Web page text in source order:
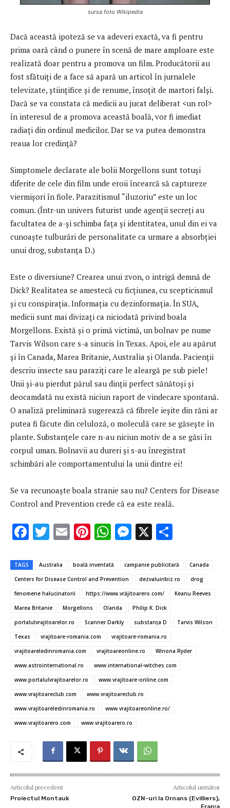
sursa foto Wikipedia
Dacă această ipoteză se va adeveri exactă, va fi pentru
prima oară când o punere în scenă de mare amploare este
realizată doar pentru a promova un film. Producătorii au
fost sfătuiţi de a face să apară un articol în jurnalele
televizate, ştiinţifice şi de renume, însoţit de martori falşi.
Dacă se va constata că medicii au jucat deliberat <un rol>
în interesul de a promova această boală, vor fi imediat
radiaţi din ordinul medicilor. Dar se va putea demonstra
reaua lor credinţă?
Simptomele declarate ale bolii Morgellons sunt totuşi
diferite de cele din film unde eroii încearcă să captureze
viermişori în fiole. Parazitismul “iluzoriu” este un loc
comun. (Într-un univers futurist unde agenţii secreţi au
facultatea de a-şi schimba faţa şi identitatea, unul din ei va
cunoaşte tulburări de personalitate ca urmare a absorbţiei
unui drog, substanţa D.)
Este o diversiune? Crearea unui zvon, o intrigă demnă de
Dick? Realitatea se amestecă cu ficţiunea, cu scepticismul
şi cu conspiraţia. Informaţia cu dezinformaţia. În SUA,
medicii sunt mai divizaţi ca niciodată privind boala
Morgellons. Există şi o primă victimă, un bolnav pe nume
Tarvis Wilson care s-a sinucis în Texas. Apoi, ele au apărut
şi în Canada, Marea Britanie, Australia şi Olanda. Pacienţii
descriu insecte sau paraziţi care le aleargă pe sub piele!
Unii şi-au pierdut părul sau dinţii perfect sănătoşi şi
deocamdată nu există niciun raport de vindecare spontană.
O analiză preliminară sugerează că fibrele ieşite din răni ar
putea fi făcute din celuloză, o moleculă care se găseşte în
plante. Substanţele care n-au niciun motiv de a se găsi în
corpul uman. Bolnavii au dureri şi s-au înregistrat
schimbări ale comportamentului la unii dintre ei!
Se va recunoaşte boala stranie sau nu? Centers for Disease
Control and Prevention crede că ea este reală.
F
e
b
o
o
k
T
it
te
r
E
ai
l
Pi
er
es
t
W
at
s
A
p
p
M
se
n
g
er
X
ta
je
az
TAGS Australia boală inventată campanie publicitară
Canada
Centers for Disease Control and Prevention
dezvaluiribiz.ro
drog
fenomene halucinatorii
https://www.vrăjitoarero.com/
Keanu Reeves
Marea Britanie
Morgellons Olanda
Philip K. Dick
portalulvrajitoarelor.ro
Scanner Darkly substanţa D
Tarvis Wilson
Texas
vrajitoare-romania.com
vrajitoare-romania.ro
vrajitoareledinromania.com
vrajitoareonline.ro
Winona Ryder
www.astrointernational.ro
www.international-witches.com
www.portalulvrajitoarelor.ro
www.vrajitoare-online.com
www.vrajitoareclub.com
www.vrajitoareclub.ro
www.vrajitoareledinromania.ro
www.vrajitoareonline.ro/
www.vrajitoarero.com
www.vrajitoarero.ro
Articolul precedent
Proiectul Montauk
Articolul următor
OZN-uri la Ornans (Evilliers),